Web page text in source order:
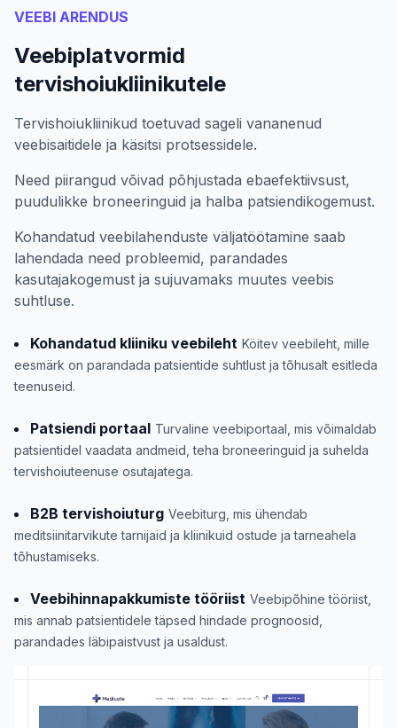
VEEBI ARENDUS
Veebiplatvormid
tervishoiukliinikutele
Tervishoiukliinikud toetuvad sageli vananenud
veebisaitidele ja käsitsi protsessidele.
Need piirangud võivad põhjustada ebaefektiivsust,
puudulikke broneeringuid ja halba patsiendikogemust.
Kohandatud veebilahenduste väljatöötamine saab
lahendada need probleemid, parandades
kasutajakogemust ja sujuvamaks muutes veebis
suhtluse.
Kohandatud kliiniku veebileht Köitev veebileht, mille
eesmärk on parandada patsientide suhtlust ja tõhusalt esitleda
teenuseid.
Patsiendi portaal Turvaline veebiportaal, mis võimaldab
patsientidel vaadata andmeid, teha broneeringuid ja suhelda
tervishoiuteenuse osutajatega.
B2B tervishoiuturg Veebiturg, mis ühendab
meditsiinitarvikute tarnijaid ja kliinikuid ostude ja tarneahela
tõhustamiseks.
Veebihinnapakkumiste tööriist Veebipõhine tööriist,
mis annab patsientidele täpsed hindade prognoosid,
parandades läbipaistvust ja usaldust.